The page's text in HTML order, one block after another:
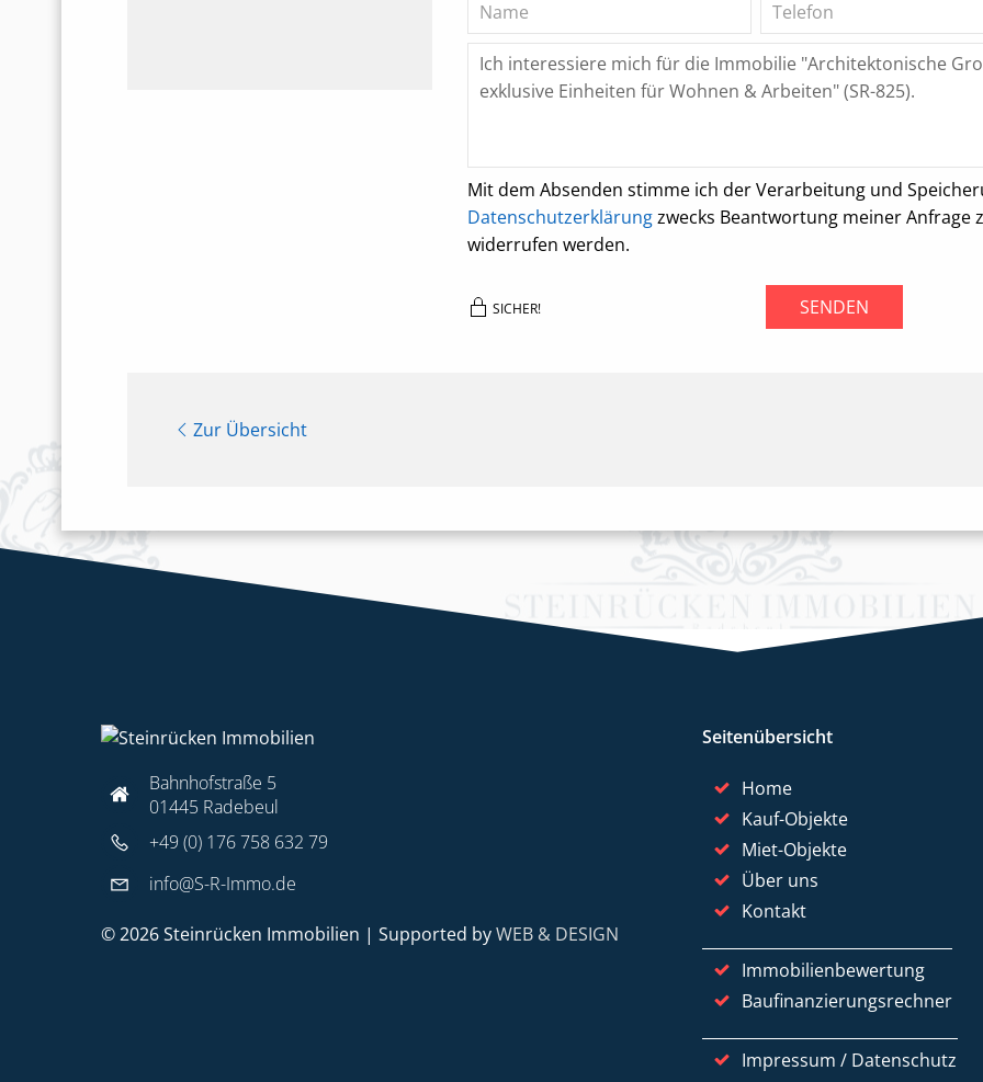
Mit dem Absenden stimme ich der Verarbeitung und
Datenschutzerklärungzwecks Beantwortung meiner Anfrage
widerrufen werden.
SICHER! SENDEN
Zur Übersicht
Bahnhofstraße 5
01445 Radebeul
+49 (0) 176 758 632 79
info@S-R-Immo.de
© 2026 Steinrücken Immobilien | Supported byWEB & DESIGN
Seitenübersicht
Home
Kauf-Objekte
Miet-Objekte
Über uns
Kontakt
Immobilienbewertung
Baufinanzierungsrechner
Impressum / Datenschutz